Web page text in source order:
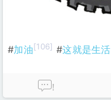
#加油[106] #这就是生活
!